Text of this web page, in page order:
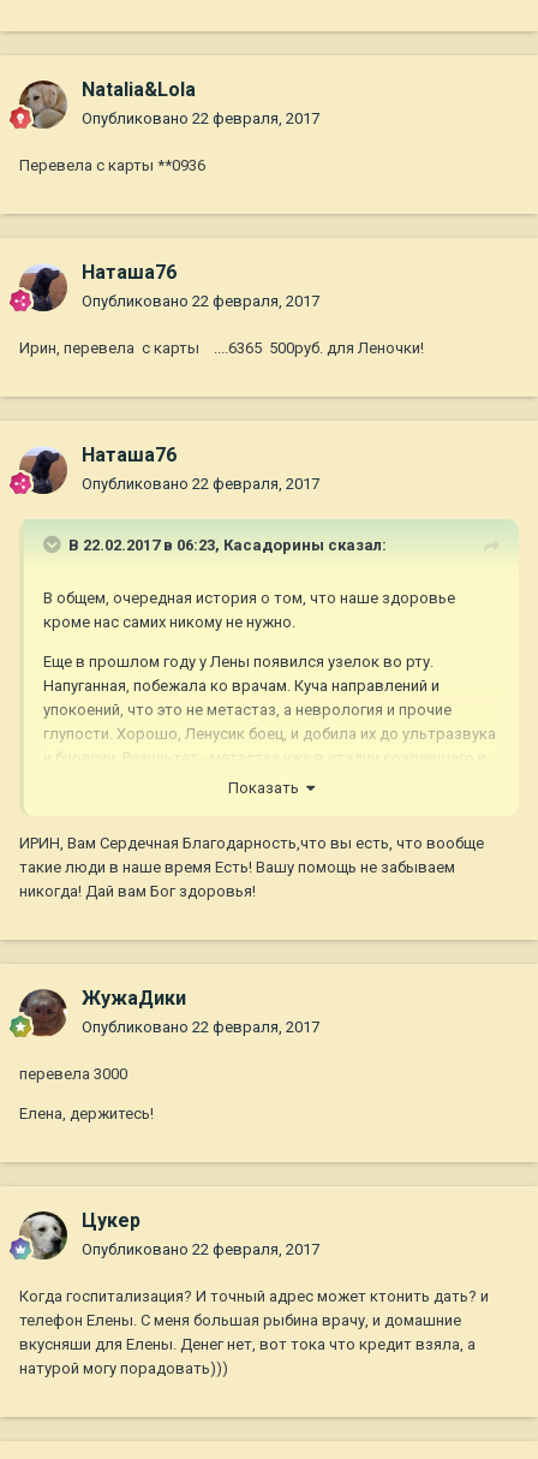
Natalia&Lola
Опубликовано 22 февраля, 2017
Перевела с карты **0936
Наташа76
Опубликовано 22 февраля, 2017
Ирин, перевела с карты ....6365 500руб. для Леночки!
Наташа76
Опубликовано 22 февраля, 2017
В 22.02.2017 в 06:23, Касадорины сказал:
В общем, очередная история о том, что наше здоровье
кроме нас самих никому не нужно.
Еще в прошлом году у Лены появился узелок во рту.
Напуганная, побежала ко врачам. Куча направлений и
упокоений, что это не метастаз, а неврология и прочие
глупости. Хорошо, Ленусик боец, и добила их до ультразвука
и биопсии. Результат - метастаз уже в стадии созревшего и
начинающего распадаться узла... Потеряно полгода...(тут
поддержать Леночку.
Сегодня ей снова нужна наша помощь. А она очень нужна
Госпитализация - в 31-ю больницу (Стромынка). Думаю, она
не откажется увидеть родные заботливые лица после
Сбор денег веду на свою карту, весь отчет за поступления с
меня. Всё что можно с чеками - Лена будет собирать.
Показать
ИРИН, Вам Сердечная Благодарность,что вы есть, что вообще
такие люди в наше время Есть! Вашу помощь не забываем
никогда! Дай вам Бог здоровья!
ЖужаДики
Опубликовано 22 февраля, 2017
перевела 3000
Елена, держитесь!
Цукер
Опубликовано 22 февраля, 2017
Когда госпитализация? И точный адрес может ктонить дать? и
телефон Елены. С меня большая рыбина врачу, и домашние
вкусняши для Елены. Денег нет, вот тока что кредит взяла, а
натурой могу порадовать)))